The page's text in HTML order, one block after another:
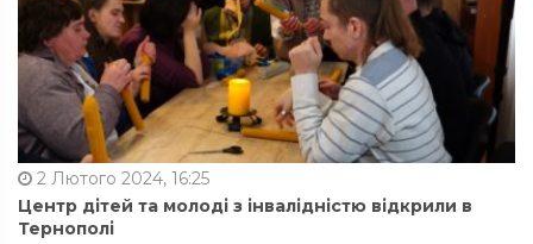
2 Лютого 2024, 16:25
Центр дітей та молоді з інвалідністю відкрили в
Тернополі